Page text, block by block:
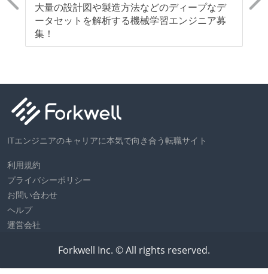
大量の設計図や製造方法などのディープなデ
ータセットを解析する機械学習エンジニア募
集！
ITエンジニアのキャリアに本気で向き合う転職サイト
利用規約
プライバシーポリシー
お問い合わせ
ヘルプ
運営会社
Forkwell Inc. © All rights reserved.